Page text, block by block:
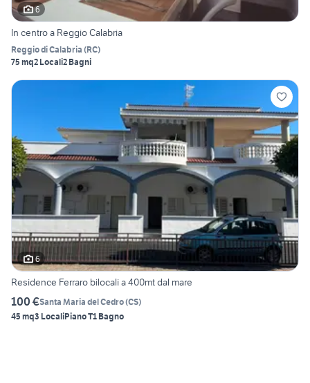
6
In centro a Reggio Calabria
Reggio di Calabria (RC)
75 mq2 Locali2 Bagni
6
Residence Ferraro bilocali a 400mt dal mare
100 €Santa Maria del Cedro(CS)
45 mq3 LocaliPiano T1 Bagno